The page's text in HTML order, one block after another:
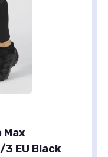
Max
EU Black